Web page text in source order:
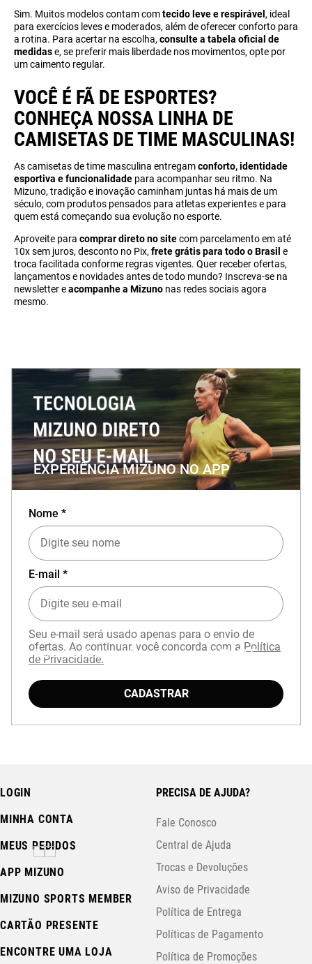
Sim. Muitos modelos contam comtecido leve e respirável , ideal
para exercícios leves e moderados, além de oferecer conforto para
a rotina. Para acertar na escolha,consulte a tabela oficial de
medidase, se preferir mais liberdade nos movimentos, opte por
um caimento regular.
VOCÊ É FÃ DE ESPORTES?
CONHEÇA NOSSA LINHA DE
CAMISETAS DE TIME MASCULINAS!
As camisetas de time masculina entregamconforto, identidade
esportiva e funcionalidade para acompanhar seu ritmo. Na
Mizuno, tradição e inovação caminham juntas há mais de um
século, com produtos pensados para atletas experientes e para
quem está começando sua evolução no esporte.
Aproveite para comprar direto no sitecom parcelamento em até
10x sem juros, desconto no Pix, frete grátis para todo o Brasil e
troca facilitada conforme regras vigentes. Quer receber ofertas,
lançamentos e novidades antes de todo mundo? Inscreva-se na
newsletter eacompanhe a Mizuno nas redes sociais agora
mesmo.
EXPERIÊNCIA MIZUNO NO APP
Baixe o aplicativo Mizuno e garanta15% OFF
Nome *
E-mail *
Seu e-mail será usado apenas para o envio de
ofertas. Ao continuar, você concorda com a Política
de Privacidade.
CADASTRAR
LOGIN
MINHA CONTA
MEUS PEDIDOS
APP MIZUNO
MIZUNO SPORTS MEMBER
CARTÃO PRESENTE
ENCONTRE UMA LOJA
PRECISA DE AJUDA?
Fale Conosco
Central de Ajuda
Trocas e Devoluções
Aviso de Privacidade
Política de Entrega
Políticas de Pagamento
Política de Promoções